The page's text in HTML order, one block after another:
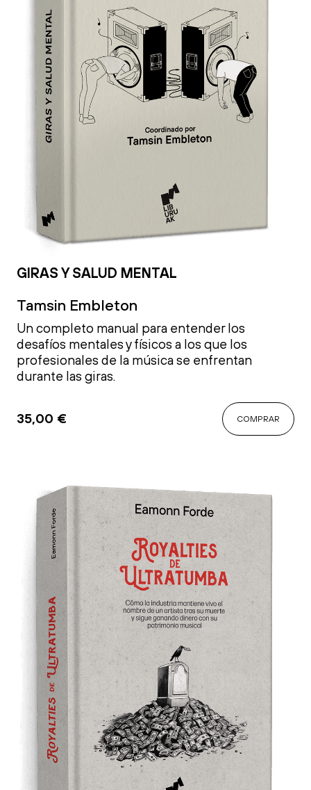
GIRAS Y SALUD MENTAL
Tamsin Embleton
Un completo manual para entender los
desafíos mentales y físicos a los que los
profesionales de la música se enfrentan
durante las giras.
35,00 € COMPRAR